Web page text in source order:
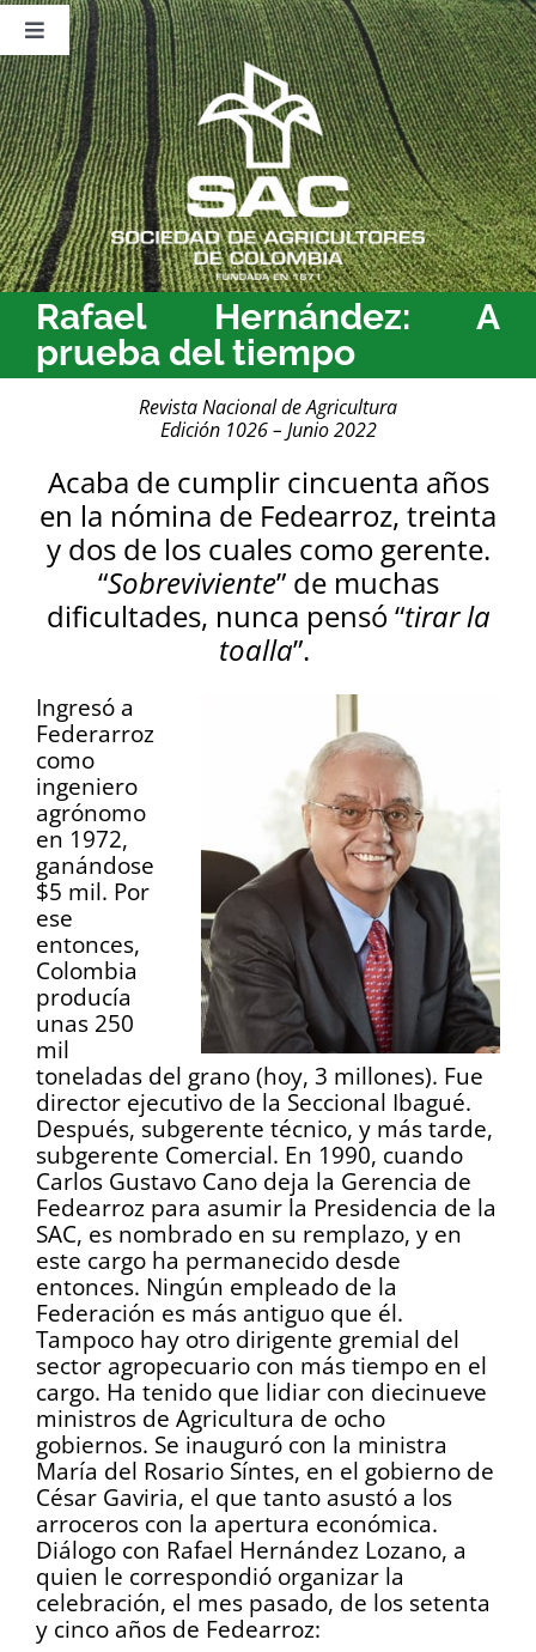
Saltar
contenido
Toggle
Navigation
Nosotros
Publicaciones
Sala de Prensa
Eventos
Rafael Hernández: A
prueba del tiempo
Revista Nacional de Agricultura
Edición 1026 – Junio 2022
Acaba de cumplir cincuenta años
en la nómina de Fedearroz, treinta
y dos de los cuales como gerente.
“Sobreviviente” de muchas
dificultades, nunca pensó “tirar la
toalla”.
Ingresó a
Federarroz
como
ingeniero
agrónomo
en 1972,
ganándose
$5 mil. Por
ese
entonces,
Colombia
producía
unas 250
mil
toneladas del grano (hoy, 3 millones). Fue
director ejecutivo de la Seccional Ibagué.
Después, subgerente técnico, y más tarde,
subgerente Comercial. En 1990, cuando
Carlos Gustavo Cano deja la Gerencia de
Fedearroz para asumir la Presidencia de la
SAC, es nombrado en su remplazo, y en
este cargo ha permanecido desde
entonces. Ningún empleado de la
Federación es más antiguo que él.
Tampoco hay otro dirigente gremial del
sector agropecuario con más tiempo en el
cargo. Ha tenido que lidiar con diecinueve
ministros de Agricultura de ocho
gobiernos. Se inauguró con la ministra
María del Rosario Síntes, en el gobierno de
César Gaviria, el que tanto asustó a los
arroceros con la apertura económica.
Diálogo con Rafael Hernández Lozano, a
quien le correspondió organizar la
celebración, el mes pasado, de los setenta
y cinco años de Fedearroz: